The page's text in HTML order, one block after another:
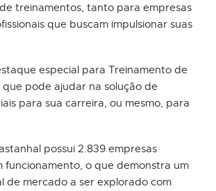
treinamentos, tanto para empresas
que buscam impulsionar suas
especial para Treinamento de
pode ajudar na solução de
para sua carreira, ou mesmo, para
possui 2.839 empresas
funcionamento, o que demonstra um
de mercado a ser explorado com